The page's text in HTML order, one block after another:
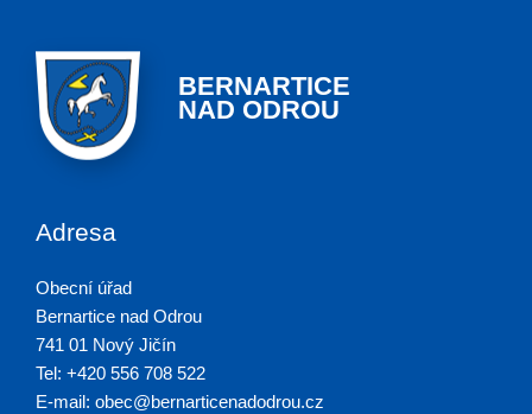
BERNARTICE
NAD ODROU
Adresa
Obecní úřad
Bernartice nad Odrou
741 01 Nový Jičín
Tel: +420 556 708 522
E-mail: obec@bernarticenadodrou.cz